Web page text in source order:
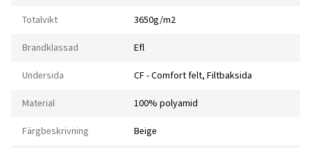
Totalvikt 3650g/m2
Brandklassad Efl
Undersida CF - Comfort felt, Filtbaksida
Material 100% polyamid
Färgbeskrivning Beige